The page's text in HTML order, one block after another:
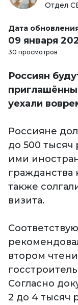
Отдел
Дата
09 января
30 просмотров
Россиян
уехали
Россияне
до 500
ими
гражданства
также
визита.
втором
Согласно
2 до 4 тысяч